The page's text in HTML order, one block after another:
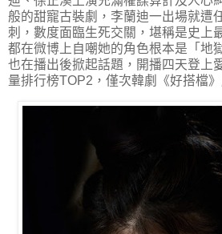
般的甜寵古裝劇，李蘭迪一出場就遭
刺，數度面臨生死交關，堪稱是史上
都在微博上自嘲她的角色根本是「地
也在播出後掀起話題，開播四天登上
量排行榜TOP2，僅次韓劇《好搭檔